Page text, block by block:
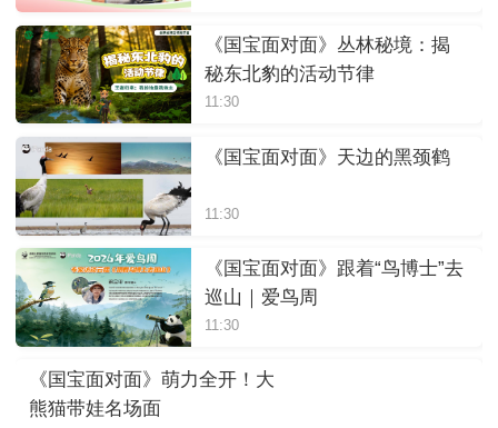
《国宝面对面》丛林秘境：揭
秘东北豹的活动节律
11:30
《国宝面对面》天边的黑颈鹤
11:30
《国宝面对面》跟着“鸟博士”去
巡山｜爱鸟周
11:30
《国宝面对面》萌力全开！大
熊猫带娃名场面